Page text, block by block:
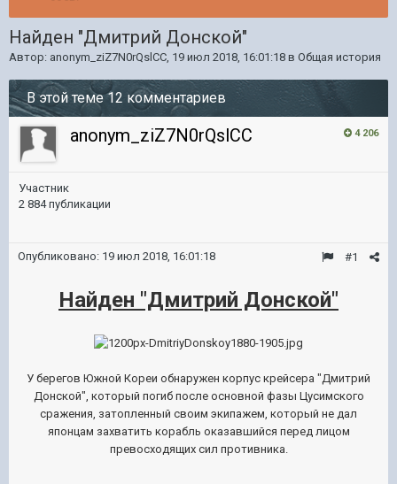
Найден "Дмитрий Донской"
Автор: anonym_ziZ7N0rQslCC, 19 июл 2018, 16:01:18 в Общая история
В этой теме 12 комментариев
4 206
anonym_ziZ7N0rQslCC
Участник
2 884 публикации
#1
Опубликовано: 19 июл 2018, 16:01:18
Найден "Дмитрий Донской"
У берегов Южной Кореи обнаружен корпус крейсера "Дмитрий
Донской", который погиб после основной фазы Цусимского
сражения, затопленный своим экипажем, который не дал
японцам захватить корабль оказавшийся перед лицом
превосходящих сил противника.